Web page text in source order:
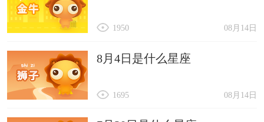
08月14日
1950
8月4日是什么星座
08月14日
1695